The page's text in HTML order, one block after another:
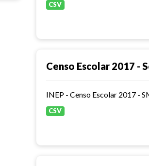
CSV
Censo Escolar 2017 -
INEP - Censo Escolar 2017 -
CSV